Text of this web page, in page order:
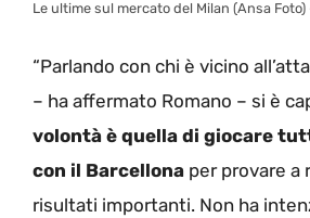
Le ultime sul mercato del Milan (Ansa
“Parlando con chi è vicino
– ha affermato Romano – si è
volontà è quella di giocare
con il Barcellona per provare a
risultati importanti. Non ha